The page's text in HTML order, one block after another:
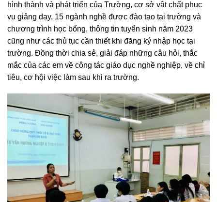
hình thành và phát triển của Trường, cơ sở vật chất phục
vụ giảng dạy, 15 ngành nghề được đào tạo tại trường và
chương trình học bổng, thông tin tuyển sinh năm 2023
cũng như các thủ tục cần thiết khi đăng ký nhập học tại
trường. Đồng thời chia sẻ, giải đáp những câu hỏi, thắc
mắc của các em về công tác giáo dục nghề nghiệp, về chỉ
tiêu, cơ hội việc làm sau khi ra trường.